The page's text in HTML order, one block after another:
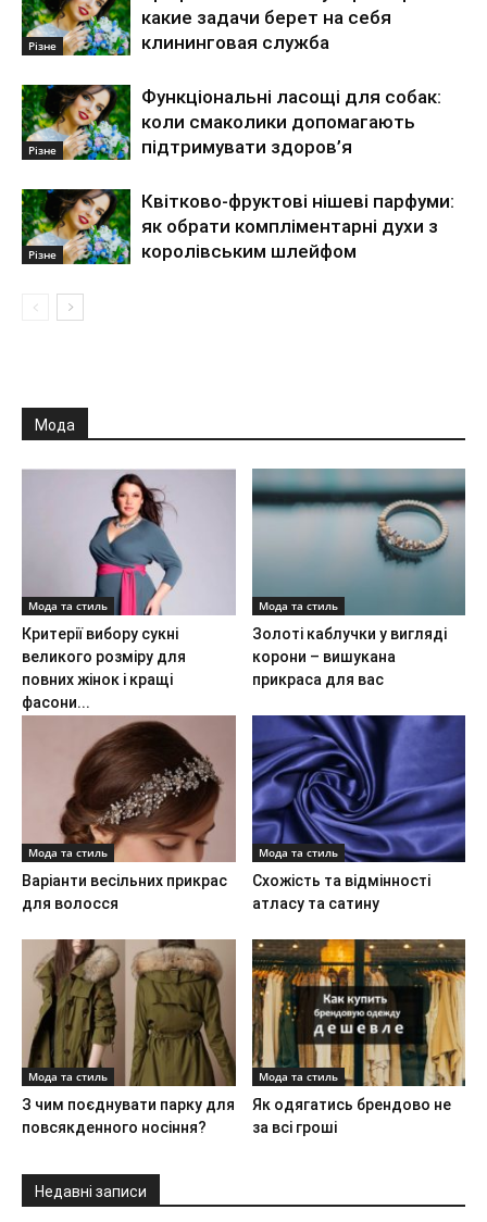
Різне
какие задачи берет на себя
клининговая служба
Різне
Функціональні ласощі для собак:
коли смаколики допомагають
підтримувати здоров’я
Різне
Квітково-фруктові нішеві парфуми:
як обрати компліментарні духи з
королівським шлейфом
Мода
Мода та стиль
Критерії вибору сукні
великого розміру для
повних жінок і кращі
фасони...
Мода та стиль
Золоті каблучки у вигляді
корони – вишукана
прикраса для вас
Мода та стиль
Варіанти весільних прикрас
для волосся
Мода та стиль
Схожість та відмінності
атласу та сатину
Мода та стиль
З чим поєднувати парку для
повсякденного носіння?
Мода та стиль
Як одягатись брендово не
за всі гроші
Недавні записи